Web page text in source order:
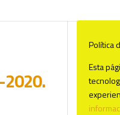
2020.
Política
Esta